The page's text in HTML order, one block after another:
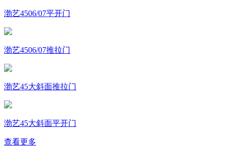
渤艺4506/07平开门
渤艺4506/07推拉门
渤艺45大斜面推拉门
渤艺45大斜面平开门
查看更多